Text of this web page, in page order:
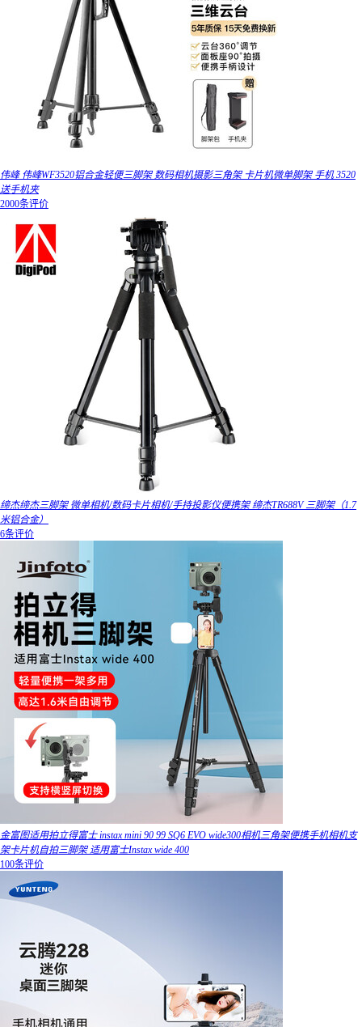
伟峰 伟峰WF3520铝合金轻便三脚架 数码相机摄影三角架 卡片机微单脚架 手机 3520
送手机夹
2000条评价
缔杰缔杰三脚架 微单相机/数码卡片相机/手持投影仪便携架 缔杰TR688V 三脚架（1.7
米铝合金）
6条评价
金富图适用拍立得富士 instax mini 90 99 SQ6 EVO wide300相机三角架便携手机相机支
架卡片机自拍三脚架 适用富士Instax wide 400
100条评价